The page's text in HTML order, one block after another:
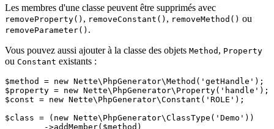
Les membres d'une classe peuvent être supprimés avec
removeProperty() , removeConstant() , removeMethod() ou
removeParameter() .
Vous pouvez aussi ajouter à la classe des objets Method , Property
ou Constant existants :
$method = new Nette\PhpGenerator\Method('getHandle');
$property = new Nette\PhpGenerator\Property('handle');
$const = new Nette\PhpGenerator\Constant('ROLE');
$class = (new Nette\PhpGenerator\ClassType('Demo'))